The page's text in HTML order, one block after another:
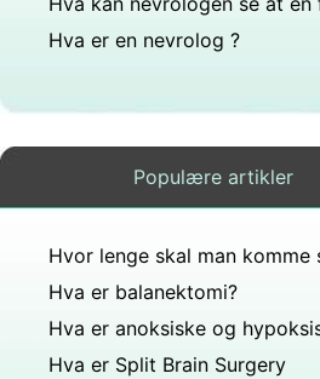
Hva er en nevrolog ?
Populære artikler
Hva er balanektomi?
Hva er Split Brain Surgery